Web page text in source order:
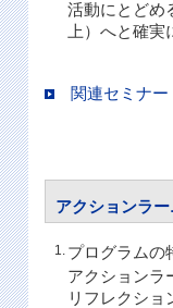
活動にとどめ
上）へと確
関連セミナ
アクションラ
1. プログラムの
アクション
リフレクショ